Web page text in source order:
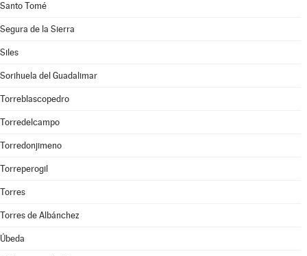
Santo Tomé
Segura de la Sierra
Siles
Sorihuela del Guadalimar
Torreblascopedro
Torredelcampo
Torredonjimeno
Torreperogil
Torres
Torres de Albánchez
Úbeda